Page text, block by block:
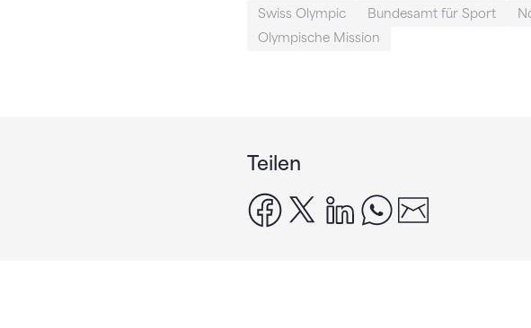
Swiss Olympic Bundesamt für Sport
Olympische Mission
Teilen
facebook
x linkedinwhatsapp